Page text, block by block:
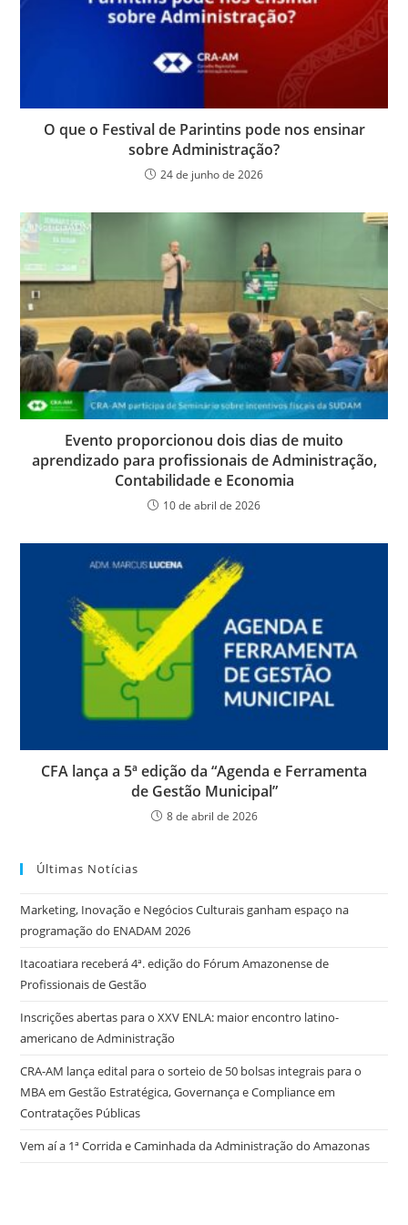
O que o Festival de Parintins pode nos ensinar
sobre Administração?
24 de junho de 2026
Evento proporcionou dois dias de muito
aprendizado para profissionais de Administração,
Contabilidade e Economia
10 de abril de 2026
CFA lança a 5ª edição da “Agenda e Ferramenta
de Gestão Municipal”
8 de abril de 2026
Últimas Notícias
Marketing, Inovação e Negócios Culturais ganham espaço na
programação do ENADAM 2026
Itacoatiara receberá 4ª. edição do Fórum Amazonense de
Profissionais de Gestão
Inscrições abertas para o XXV ENLA: maior encontro latino-
americano de Administração
CRA-AM lança edital para o sorteio de 50 bolsas integrais para o
MBA em Gestão Estratégica, Governança e Compliance em
Contratações Públicas
Vem aí a 1ª Corrida e Caminhada da Administração do Amazonas